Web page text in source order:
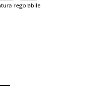
regolabile